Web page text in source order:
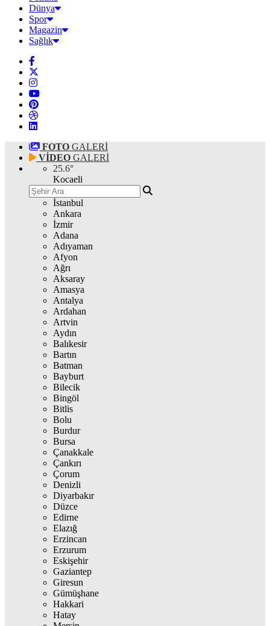
Dünya
Spor
Magazin
Sağlık
FOTO GALERİ
VİDEO GALERİ
25.6°
Kocaeli
İstanbul
Ankara
İzmir
Adana
Adıyaman
Afyon
Ağrı
Aksaray
Amasya
Antalya
Ardahan
Artvin
Aydın
Balıkesir
Bartın
Batman
Bayburt
Bilecik
Bingöl
Bitlis
Bolu
Burdur
Bursa
Çanakkale
Çankırı
Çorum
Denizli
Diyarbakır
Düzce
Edirne
Elazığ
Erzincan
Erzurum
Eskişehir
Gaziantep
Giresun
Gümüşhane
Hakkari
Hatay